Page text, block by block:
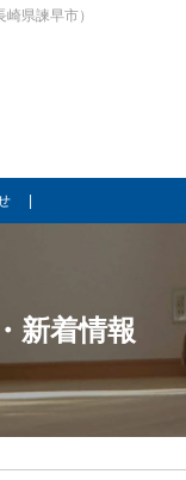
県諫早市）
新着情報